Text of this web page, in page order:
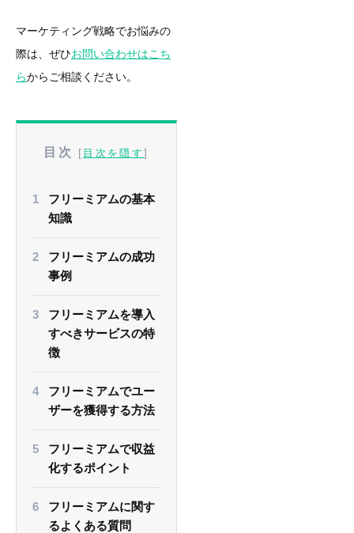
マーケティング戦略でお悩みの
際は、ぜひお問い合わせはこち
らからご相談ください。
目次 [ 目次を隠す]
フリーミアムの基本
知識
フリーミアムの成功
事例
フリーミアムを導入
すべきサービスの特
徴
フリーミアムでユー
ザーを獲得する方法
フリーミアムで収益
化するポイント
フリーミアムに関す
るよくある質問